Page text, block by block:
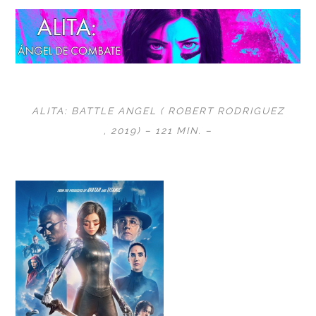
ALITA: BATTLE ANGEL ( ROBERT RODRIGUEZ
, 2019) – 121 MIN. –